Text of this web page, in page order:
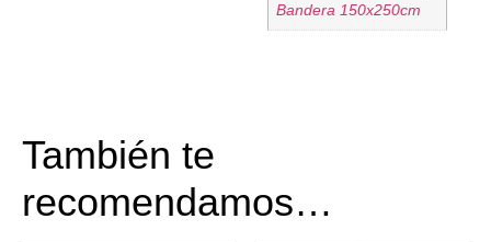
Bandera 150x250cm
También te
recomendamos…